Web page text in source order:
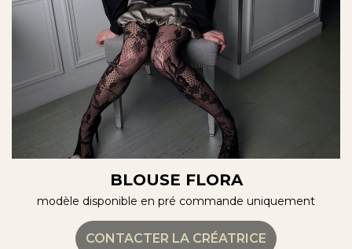
BLOUSE FLORA
modèle disponible en pré commande uniquement
CONTACTER LA CRÉATRICE